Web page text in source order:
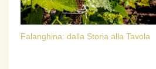
Falanghina: dalla Storia alla Tavola